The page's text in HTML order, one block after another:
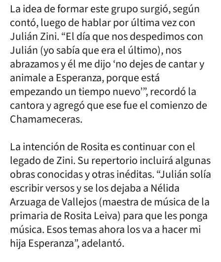
La idea de formar este grupo surgió, según
contó, luego de hablar por última vez con
Julián Zini. “El día que nos despedimos con
Julián (yo sabía que era el último), nos
abrazamos y él me dijo ‘no dejes de cantar y
animale a Esperanza, porque está
empezando un tiempo nuevo’”, recordó la
cantora y agregó que ese fue el comienzo de
Chamameceras.
La intención de Rosita es continuar con el
legado de Zini. Su repertorio incluirá algunas
obras conocidas y otras inéditas. “Julián solía
escribir versos y se los dejaba a Nélida
Arzuaga de Vallejos (maestra de música de la
primaria de Rosita Leiva) para que les ponga
música. Esos temas ahora los va a hacer mi
hija Esperanza”, adelantó.